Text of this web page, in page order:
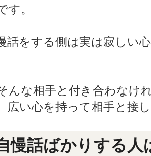
す。
話をする側は実は寂しい
んな相手と付き合わなけ
広い心を持って相手と接
慢話ばかりする人